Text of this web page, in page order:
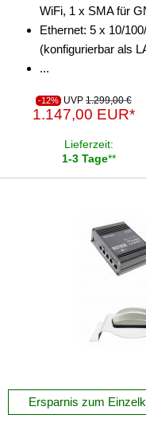
WiFi, 1 x SMA für
Ethernet: 5 x 10/
(konfigurierbar als
...
-12% UVP 1.299,00 €
1.147,00 EUR*
Lieferzeit:
1-3 Tage**
Ersparnis zum